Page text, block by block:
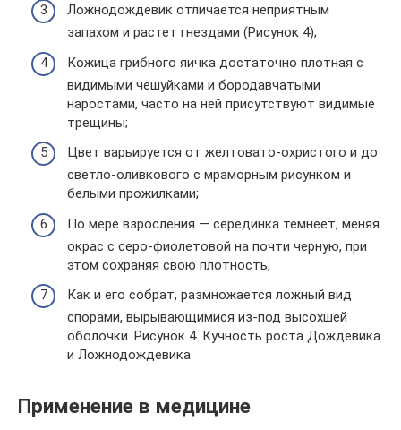
Ложнодождевик отличается неприятным
запахом и растет гнездами (Рисунок 4);
Кожица грибного яичка достаточно плотная с
видимыми чешуйками и бородавчатыми
наростами, часто на ней присутствуют видимые
трещины;
Цвет варьируется от желтовато-охристого и до
светло-оливкового с мраморным рисунком и
белыми прожилками;
По мере взросления — серединка темнеет, меняя
окрас с серо-фиолетовой на почти черную, при
этом сохраняя свою плотность;
Как и его собрат, размножается ложный вид
спорами, вырывающимися из-под высохшей
оболочки. Рисунок 4. Кучность роста Дождевика
и Ложнодождевика
Применение в медицине